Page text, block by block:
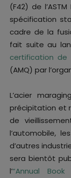
(F42) de
spécification
cadre de la
fait suite au
certification
(AMQ) par
L’acier
précipitation et
de
l’automobile,
d’autres
sera bientôt
l’“Annual